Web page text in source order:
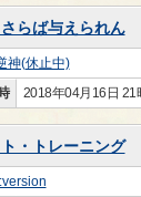
らば与えられん
神(休止中)
2018年04月16日 21
・トレーニング